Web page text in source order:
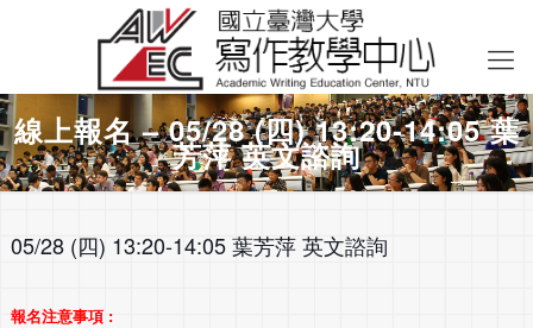
線上報名 – 05/28 (四) 13:20-14:05 葉
芳萍 英文諮詢
05/28 (四) 13:20-14:05 葉芳萍 英文諮詢
報名注意事項 :